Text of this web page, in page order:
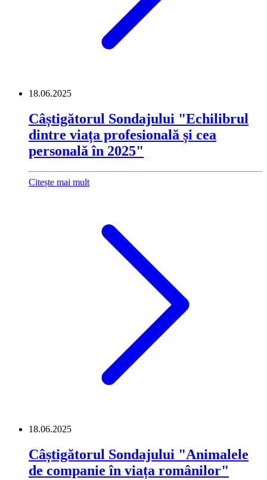
18.06.2025
Câștigătorul Sondajului "Echilibrul
dintre viața profesională și cea
personală în 2025"
Citește mai mult
18.06.2025
Câștigătorul Sondajului "Animalele
de companie în viața românilor"